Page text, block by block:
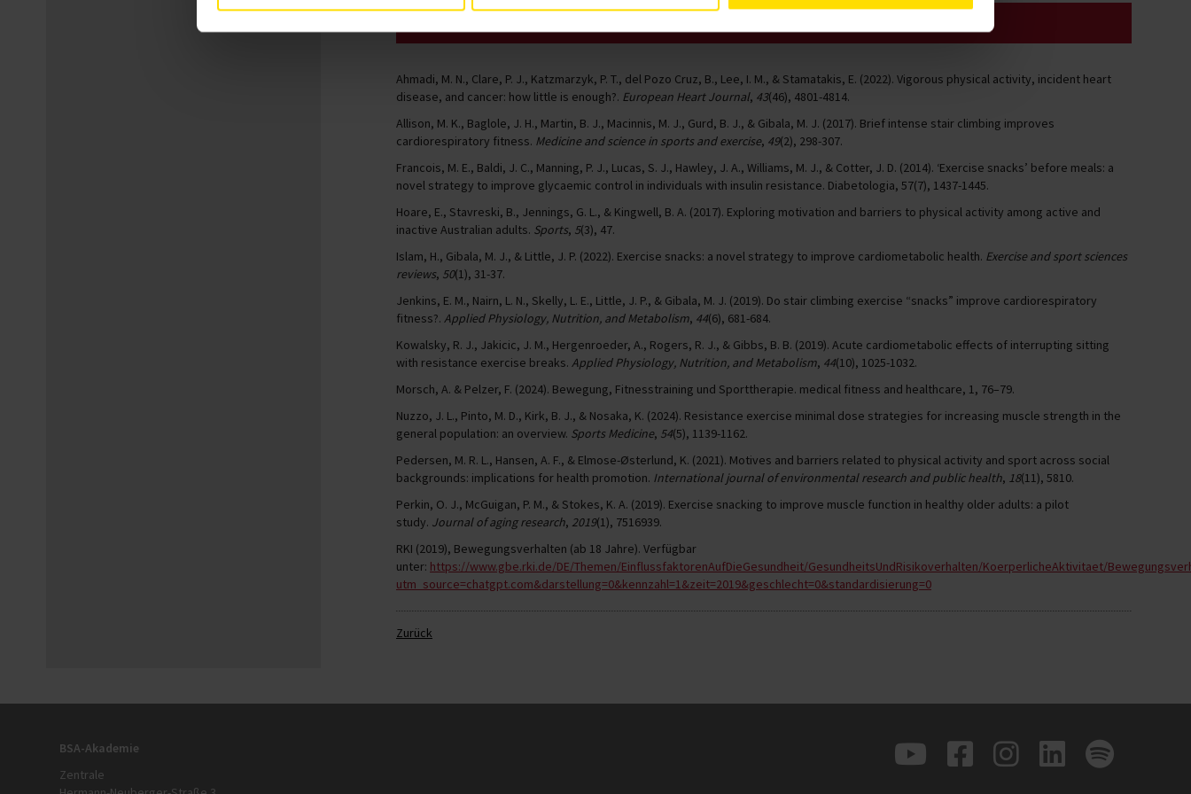
Ahmadi, M. N., Clare, P. J., Katzmarzyk, P. T., del Pozo Cruz, B., Lee, I. M., & Stamatakis, E. (2022). Vigorous physical activity, incident heart
disease, and cancer: how little is enough?. European Heart Journal, 43(46), 4801-4814.
Allison, M. K., Baglole, J. H., Martin, B. J., Macinnis, M. J., Gurd, B. J., & Gibala, M. J. (2017). Brief intense stair climbing improves
cardiorespiratory fitness. Medicine and science in sports and exercise, 49(2), 298-307.
Francois, M. E., Baldi, J. C., Manning, P. J., Lucas, S. J., Hawley, J. A., Williams, M. J., & Cotter, J. D. (2014). ‘Exercise snacks’ before meals: a
novel strategy to improve glycaemic control in individuals with insulin resistance. Diabetologia, 57(7), 1437-1445.
Hoare, E., Stavreski, B., Jennings, G. L., & Kingwell, B. A. (2017). Exploring motivation and barriers to physical activity among active and
inactive Australian adults. Sports, 5(3), 47.
Islam, H., Gibala, M. J., & Little, J. P. (2022). Exercise snacks: a novel strategy to improve cardiometabolic health. Exercise and sport sciences
reviews, 50(1), 31-37.
Jenkins, E. M., Nairn, L. N., Skelly, L. E., Little, J. P., & Gibala, M. J. (2019). Do stair climbing exercise “snacks” improve cardiorespiratory
fitness?. Applied Physiology, Nutrition, and Metabolism, 44(6), 681-684.
Kowalsky, R. J., Jakicic, J. M., Hergenroeder, A., Rogers, R. J., & Gibbs, B. B. (2019). Acute cardiometabolic effects of interrupting sitting
with resistance exercise breaks. Applied Physiology, Nutrition, and Metabolism, 44(10), 1025-1032.
Morsch, A. & Pelzer, F. (2024). Bewegung, Fitnesstraining und Sporttherapie. medical fitness and healthcare, 1, 76–79.
Nuzzo, J. L., Pinto, M. D., Kirk, B. J., & Nosaka, K. (2024). Resistance exercise minimal dose strategies for increasing muscle strength in the
general population: an overview. Sports Medicine, 54(5), 1139-1162.
Pedersen, M. R. L., Hansen, A. F., & Elmose-Østerlund, K. (2021). Motives and barriers related to physical activity and sport across social
backgrounds: implications for health promotion. International journal of environmental research and public health, 18(11), 5810.
Perkin, O. J., McGuigan, P. M., & Stokes, K. A. (2019). Exercise snacking to improve muscle function in healthy older adults: a pilot
study. Journal of aging research, 2019(1), 7516939.
RKI (2019), Bewegungsverhalten (ab 18 Jahre). Verfügbar
unter: https://www.gbe.rki.de/DE/Themen/EinflussfaktorenAufDieGesundheit/GesundheitsUndRisikoverhalten/KoerperlicheAktivitaet/
utm_source=chatgpt.com&darstellung=0&kennzahl=1&zeit=2019&geschlecht=0&standardisierung=0
Zurück
BSA-Akademie
Zentrale